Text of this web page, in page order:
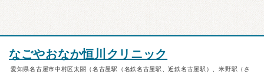
なごやおなか恒川クリニック
愛知県名古屋市中村区太閤（名古屋駅（名鉄名古屋駅、近鉄名古屋駅）、米野駅（さ